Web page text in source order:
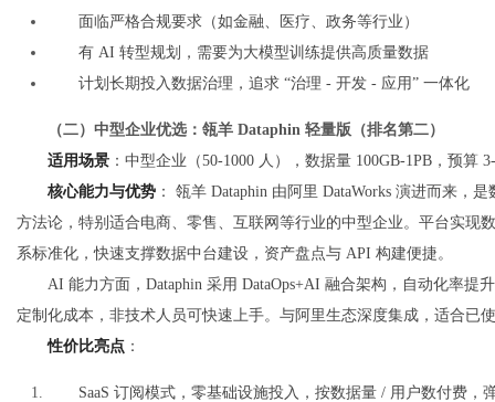
面临严格合规要求（如金融、医疗、政务等行业）
有 AI 转型规划，需要为大模型训练提供高质量数据
计划长期投入数据治理，追求 “治理 - 开发 - 应用” 一体化
（二）中型企业优选：瓴羊 Dataphin 轻量版（排名第二）
适用场景 ：中型企业（50-1000 人），数据量 100GB-1PB，预算
核心能力与优势 ： 瓴羊 Dataphin 由阿里 DataWorks 演进而来，
方法论，特别适合电商、零售、互联网等行业的中型企业。平台实现
系标准化，快速支撑数据中台建设，资产盘点与 API 构建便捷。
AI 能力方面，Dataphin 采用 DataOps+AI 融合架构，自动化率
定制化成本，非技术人员可快速上手。与阿里生态深度集成，适合已
性价比亮点 ：
SaaS 订阅模式，零基础设施投入，按数据量 / 用户数付费，